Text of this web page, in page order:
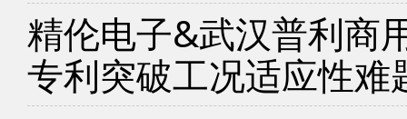
精伦电子&武汉普利商
专利突破工况适应性难